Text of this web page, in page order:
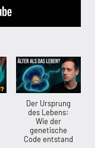
Der Ursprung
des Lebens:
Wie der
genetische
Code entstand